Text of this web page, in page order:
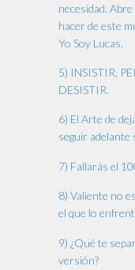
necesidad.
hacer de este
Yo Soy Lucas.
5) INSISTIR,
DESISTIR.
6) El Arte de
seguir adelante
7) Fallarás el
8) Valiente no
el que lo
9) ¿Qué te
versión?